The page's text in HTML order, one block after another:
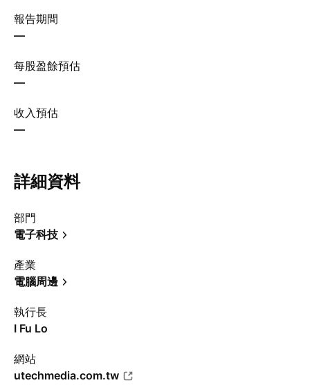
報告期間
—
每股盈餘預估
—
收入預估
—
詳細資料
部門
電子科技
產業
電腦周邊
執行長
I Fu Lo
網站
utechmedia.com.tw